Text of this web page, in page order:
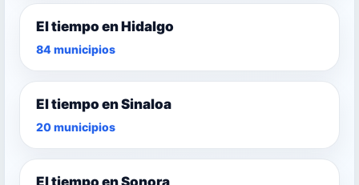
El tiempo en Hidalgo
84 municipios
El tiempo en Sinaloa
20 municipios
El tiempo en Sonora